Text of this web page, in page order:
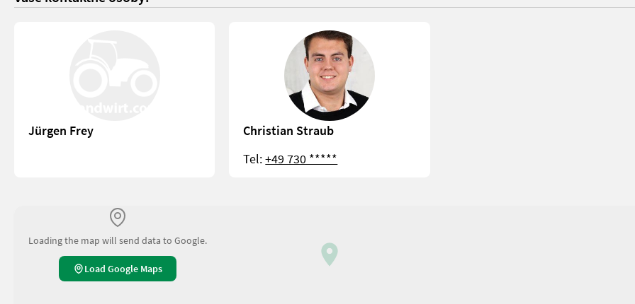
Jürgen Frey
Christian Straub
Tel:+49 730 *****
Loading the map will send data to Google.
Load Google Maps